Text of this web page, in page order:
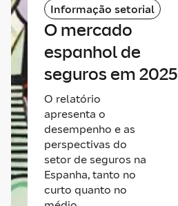
Informação setorial
O mercado
espanhol de
seguros em 2025
O relatório
apresenta o
desempenho e as
perspectivas do
setor de seguros na
Espanha, tanto no
curto quanto no